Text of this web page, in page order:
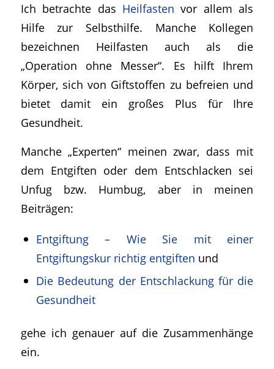
Ich betrachte das Heilfasten vor allem als
Hilfe zur Selbsthilfe. Manche Kollegen
bezeichnen Heilfasten auch als die
„Operation ohne Messer“. Es hilft Ihrem
Körper, sich von Giftstoffen zu befreien und
bietet damit ein großes Plus für Ihre
Gesundheit.
Manche „Experten“ meinen zwar, dass mit
dem Entgiften oder dem Entschlacken sei
Unfug bzw. Humbug, aber in meinen
Beiträgen:
Entgiftung – Wie Sie mit einer
Entgiftungskur richtig entgiften und
Die Bedeutung der Entschlackung für die
Gesundheit
gehe ich genauer auf die Zusammenhänge
ein.